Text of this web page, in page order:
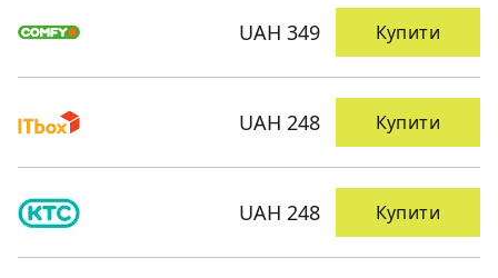
UAH 349 Купити
UAH 248 Купити
UAH 248 Купити